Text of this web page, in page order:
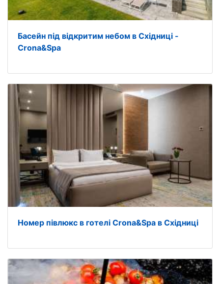
Басейн під відкритим небом в Східниці -
Crona&Spa
Номер півлюкс в готелі Crona&Spa в Східниці